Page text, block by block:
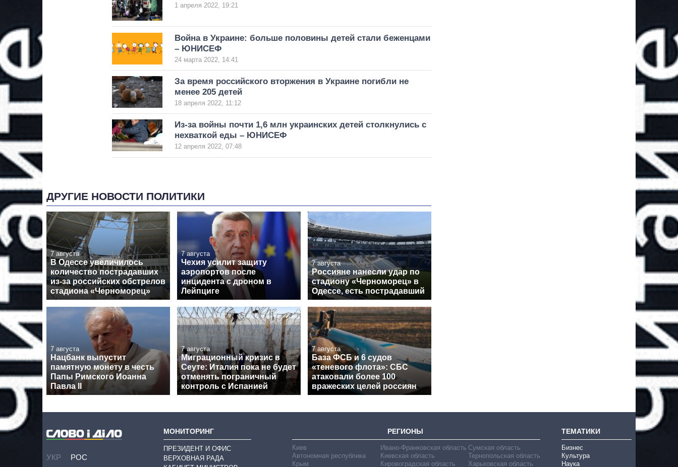
1 апреля 2022, 19:21
Война в Украине: больше половины детей стали беженцами
– ЮНИСЕФ
24 марта 2022, 14:41
За время российского вторжения в Украине погибли не
менее 205 детей
18 апреля 2022, 11:12
Из-за войны почти 1,6 млн украинских детей столкнулись с
нехваткой еды – ЮНИСЕФ
12 апреля 2022, 07:48
ДРУГИЕ НОВОСТИ ПОЛИТИКИ
7 августа
В Одессе увеличилось
количество пострадавших
из-за российских обстрелов
стадиона «Черноморец»
7 августа
Чехия усилит защиту
аэропортов после
инцидента с дроном в
Лейпциге
7 августа
Россияне нанесли удар по
стадиону «Черноморец» в
Одессе, есть пострадавший
7 августа
Нацбанк выпустит
памятную монету в честь
Папы Римского Иоанна
Павла II
7 августа
Миграционный кризис в
Сеуте: Италия пока не будет
отменять пограничный
контроль с Испанией
7 августа
База ФСБ и 6 судов
«теневого флота»: СБС
атаковали более 100
вражеских целей россиян
УКР РОС
МОНИТОРИНГ
ПРЕЗИДЕНТ И ОФИС
ВЕРХОВНАЯ РАДА
РЕГИОНЫ
Киев
Автономная республика
Крым
Ивано-Франковская область
Киевская область
Кировоградская область
Сумская область
Тернопольская область
Харьковская область
ТЕМАТИКИ
Бизнес
Культура
Наука